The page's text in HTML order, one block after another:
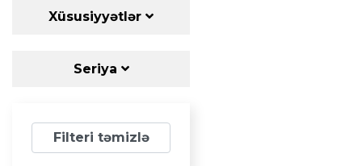
Xüsusiyyətlər
Seriya
Filteri təmizlə